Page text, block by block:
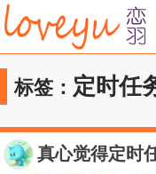
跳
过
内
容标签： 定时任
真心觉得定时